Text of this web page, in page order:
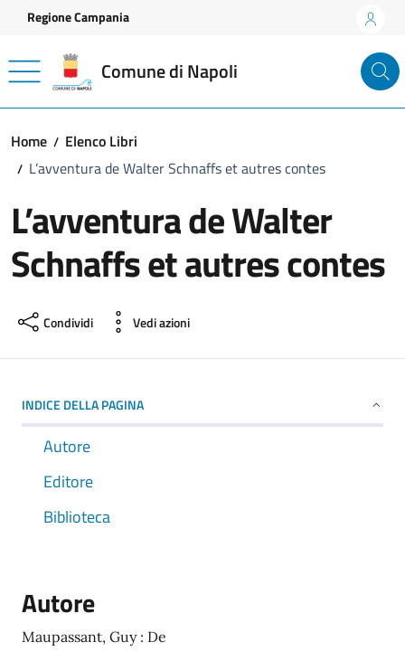
Vai ai contenuti
Vai al footer
Regione Campania
Comune di Napoli
Home
Elenco Libri
L’avventura de Walter Schnaffs et autres contes
L’avventura de Walter
Schnaffs et autres contes
Condividi Vedi azioni
INDICE DELLA PAGINA
Autore
Editore
Biblioteca
Autore
Maupassant, Guy : De